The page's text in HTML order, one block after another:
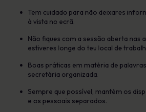
Tem cuidado para não deixares
à vista no ecrã.
Não fiques com a sessão aberta nas
estiveres longe do teu local de
Boas práticas em matéria de
secretária organizada.
Sempre que possível, mantém os
e os pessoais separados.